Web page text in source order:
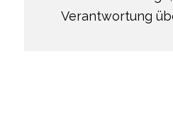
Verantwortung